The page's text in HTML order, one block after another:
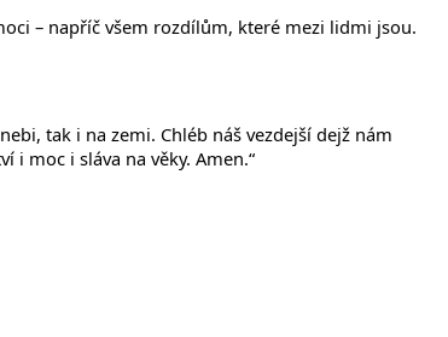
– napříč všem rozdílům, které mezi lidmi jsou.
tak i na zemi. Chléb náš vezdejší dejž nám
i moc i sláva na věky. Amen.“